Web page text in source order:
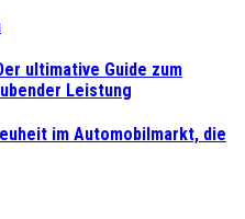
ultimative Guide zum
Leistung
im Automobilmarkt, die